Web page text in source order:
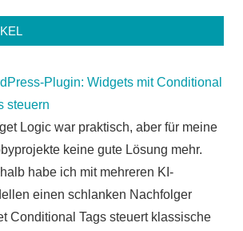
Plugin: Widgets mit Conditional
steuern
Logic war praktisch, aber für meine
keine gute Lösung mehr.
habe ich mit mehreren KI-
einen schlanken Nachfolger
Conditional Tags steuert klassische